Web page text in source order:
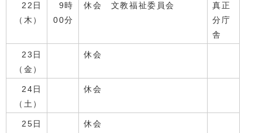
22日
（木）
9時
00分
休会 文教福祉委員会
真正
分庁
舎
23日
（金）
休会
24日
（土）
休会
25日
休会